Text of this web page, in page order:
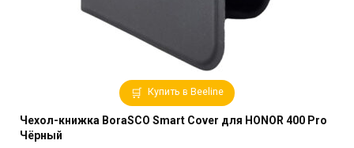
Купить в Beeline
Чехол-книжка BoraSCO Smart Cover для HONOR 400 Pro
Чёрный